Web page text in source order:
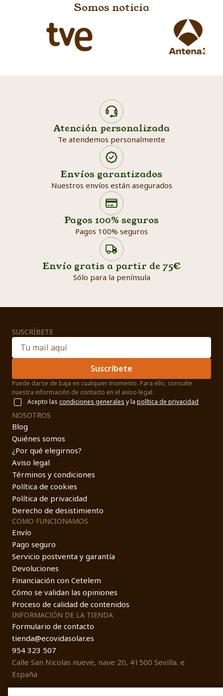
Somos noticia
Atención personalizada
Te atendemos personalmente
Envíos garantizados
Nuestros envíos están asegurados
Pagos 100% seguros
Pagos 100% seguros
Envío gratis a partir de 75€
Sólo para la península
Search products
SUSCRÍBETE
Suscríbete
Puede darse de baja en cualquier momento. Para ello, consulte
nuestra información de contacto en el aviso legal.
Acepto las condiciones generales y la política de privacidad
NOSOTROS
Blog
Quiénes somos
¿Por qué elegirnos?
Aviso legal
Términos y condiciones
Política de cookies
Política de privacidad
Derecho de desistimiento
COMO FUNCIONAMOS
Envío
Pago seguro
Servicio postventa y garantía
Devoluciones
Financiación con Cetelem
Cómo se validan las opiniones
Proceso de calidad de contenidos
INFORMACIÓN DE LA TIENDA
Formulario de contacto
tienda@ecovidasolar.es
954 323 507
Calle San Nicolas nueve, nave 20, 41500 Sevilla. e
España